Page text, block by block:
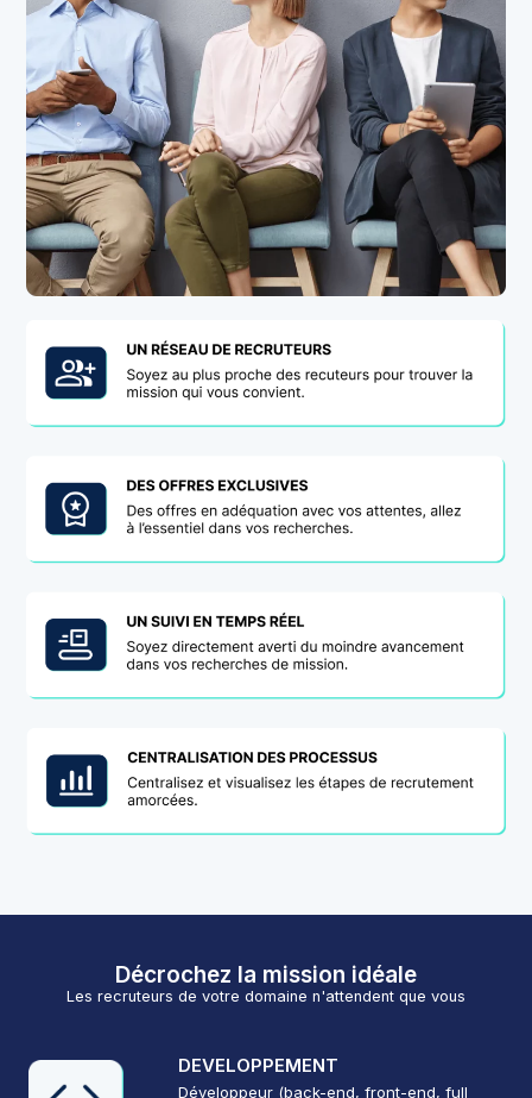
Décrochez la mission idéale
Les recruteurs de votre domaine n'attendent que vous
DEVELOPPEMENT
Développeur (back-end, front-end, full